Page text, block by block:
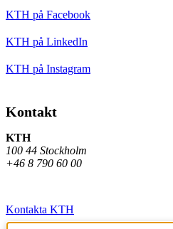
KTH på Facebook
KTH på LinkedIn
KTH på Instagram
Kontakt
KTH
100 44 Stockholm
+46 8 790 60 00
Kontakta KTH